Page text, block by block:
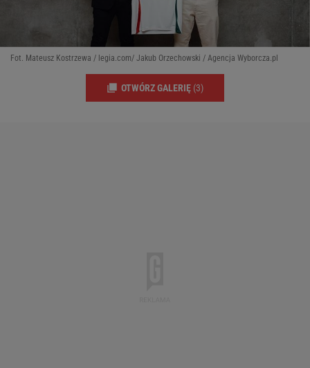
Fot. Mateusz Kostrzewa / legia.com/ Jakub Orzechowski / Agencja Wyborcza.pl
OTWÓRZ GALERIĘ (3)